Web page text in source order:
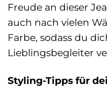
Freude an dieser
auch nach vielen
Farbe, sodass du
Lieblingsbegleiter
Styling-Tipps für